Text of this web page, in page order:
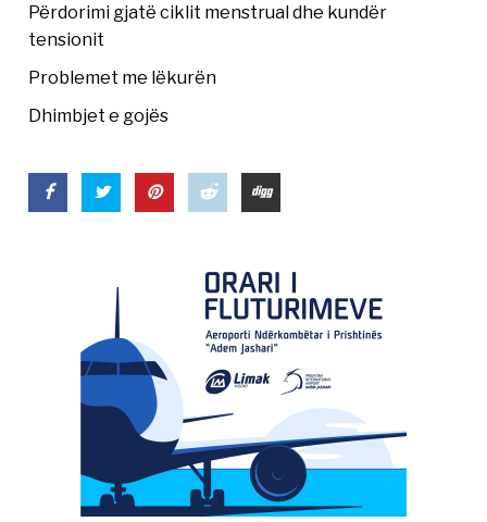
Përdorimi gjatë ciklit menstrual dhe kundër
tensionit
Problemet me lëkurën
Dhimbjet e gojës